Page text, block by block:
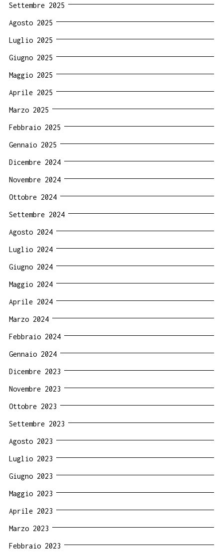
Settembre 2025
Agosto 2025
Luglio 2025
Giugno 2025
Maggio 2025
Aprile 2025
Marzo 2025
Febbraio 2025
Gennaio 2025
Dicembre 2024
Novembre 2024
Ottobre 2024
Settembre 2024
Agosto 2024
Luglio 2024
Giugno 2024
Maggio 2024
Aprile 2024
Marzo 2024
Febbraio 2024
Gennaio 2024
Dicembre 2023
Novembre 2023
Ottobre 2023
Settembre 2023
Agosto 2023
Luglio 2023
Giugno 2023
Maggio 2023
Aprile 2023
Marzo 2023
Febbraio 2023